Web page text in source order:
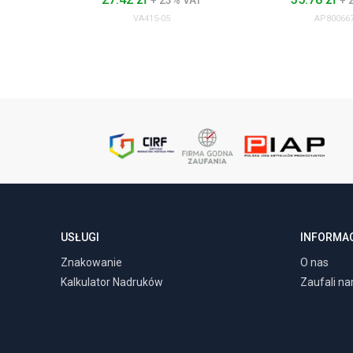
VA415-05
USŁUGI
Znakowanie
Kalkulator Nadruków
O nas
Zaufali